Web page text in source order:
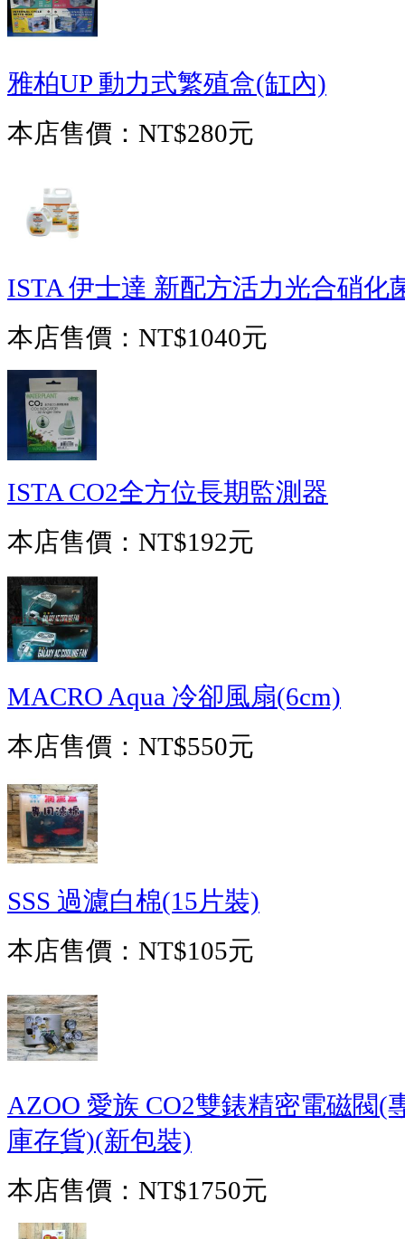
雅柏UP 動力式繁殖盒(缸內)
本店售價： NT$280元
ISTA 伊士達 新配方活力光合硝化
本店售價： NT$1040元
ISTA CO2全方位長期監測器
本店售價： NT$192元
MACRO Aqua 冷卻風扇(6cm)
本店售價： NT$550元
SSS 過濾白棉(15片裝)
本店售價： NT$105元
AZOO 愛族 CO2雙錶精密電磁閥(
庫存貨)(新包裝)
本店售價： NT$1750元